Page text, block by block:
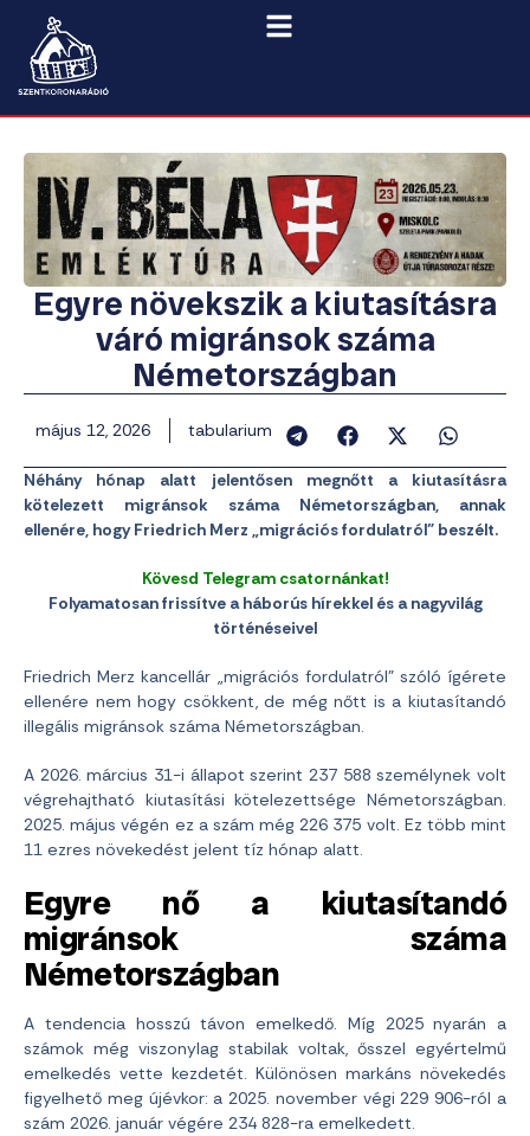
Egyre növekszik a kiutasításra
váró migránsok száma
Németországban
május 12, 2026 tabularium
Néhány hónap alatt jelentősen megnőtt a kiutasításra
kötelezett migránsok száma Németországban, annak
ellenére, hogy Friedrich Merz „migrációs fordulatról” beszélt.
Kövesd Telegram csatornánkat!
Folyamatosan frissítve a háborús hírekkel és a nagyvilág
történéseivel
Friedrich Merz kancellár „migrációs fordulatról” szóló ígérete
ellenére nem hogy csökkent, de még nőtt is a kiutasítandó
illegális migránsok száma Németországban.
A 2026. március 31-i állapot szerint 237 588 személynek volt
végrehajtható kiutasítási kötelezettsége Németországban.
2025. május végén ez a szám még 226 375 volt. Ez több mint
11 ezres növekedést jelent tíz hónap alatt.
Egyre nő a kiutasítandó
migránsok száma
Németországban
A tendencia hosszú távon emelkedő. Míg 2025 nyarán a
számok még viszonylag stabilak voltak, ősszel egyértelmű
emelkedés vette kezdetét. Különösen markáns növekedés
figyelhető meg újévkor: a 2025. november végi 229 906-ról a
szám 2026. január végére 234 828-ra emelkedett.